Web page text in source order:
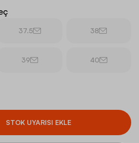
37.5 38
39 40
STOK UYARISI EKLE